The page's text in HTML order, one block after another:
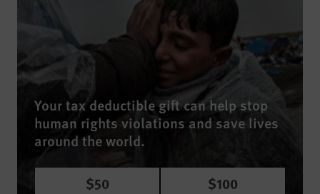
Your tax deductible gift can help stop
human rights violations and save lives
around the world.
$50
$100